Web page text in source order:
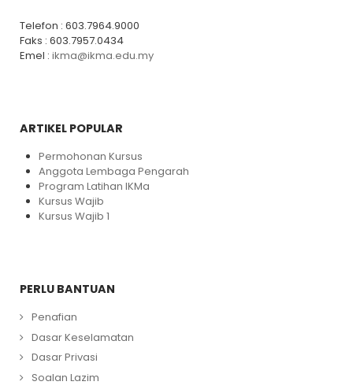
Telefon : 603.7964.9000
Faks : 603.7957.0434
Emel : ikma@ikma.edu.my
ARTIKEL POPULAR
Permohonan Kursus
Anggota Lembaga Pengarah
Program Latihan IKMa
Kursus Wajib
Kursus Wajib 1
PERLU BANTUAN
Penafian
Dasar Keselamatan
Dasar Privasi
Soalan Lazim